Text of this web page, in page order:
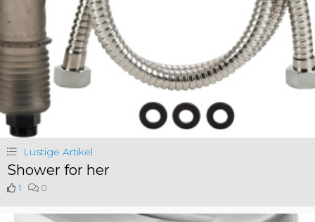
Lustige Artikel
Shower for her
1 0